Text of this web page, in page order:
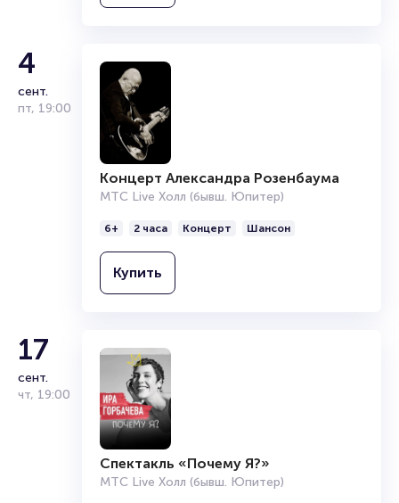
4
сент.
пт, 19:00
Концерт Александра Розенбаума
МТС Live Холл (бывш. Юпитер)
6+ 2 часа Концерт Шансон
Купить
17
сент.
чт, 19:00
Спектакль «Почему Я?»
МТС Live Холл (бывш. Юпитер)